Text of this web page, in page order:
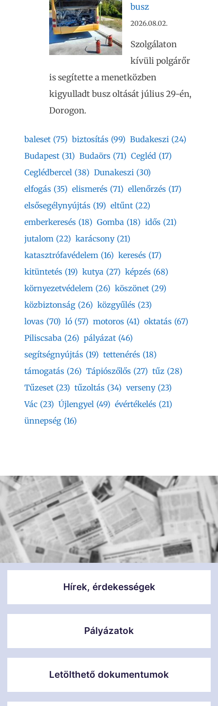
busz
2026.08.02.
Szolgálaton
kívüli polgárőr
is segítette a menetközben
kigyulladt busz oltását július 29-én,
Dorogon.
baleset (75) biztosítás (99) Budakeszi (24)
Budapest (31) Budaörs (71) Cegléd (17)
Ceglédbercel (38) Dunakeszi (30)
elfogás (35) elismerés (71) ellenőrzés (17)
elsősegélynyújtás (19) eltűnt (22)
emberkeresés (18) Gomba (18) idős (21)
jutalom (22) karácsony (21)
katasztrófavédelem (16) keresés (17)
kitüntetés (19) kutya (27) képzés (68)
környezetvédelem (26) köszönet (29)
közbiztonság (26) közgyűlés (23)
lovas (70) ló (57) motoros (41) oktatás (67)
Piliscsaba (26) pályázat (46)
segítségnyújtás (19) tettenérés (18)
támogatás (26) Tápiószőlős (27) tűz (28)
Tűzeset (23) tűzoltás (34) verseny (23)
Vác (23) Újlengyel (49) évértékelés (21)
ünnepség (16)
Hírek, érdekességek
Pályázatok
Letölthető dokumentumok